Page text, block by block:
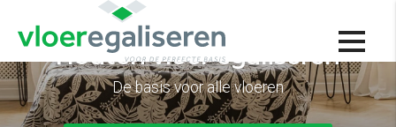
Houten vloer egaliseren
De basis voor alle vloeren